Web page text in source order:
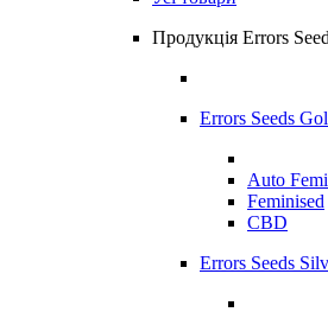
Продукція Errors
Errors Seeds
Auto
Feminised
CBD
Errors Seeds